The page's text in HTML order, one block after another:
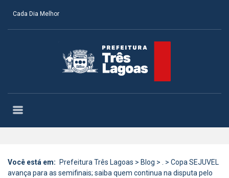
Cada Dia Melhor
Você está em: Prefeitura Três Lagoas > Blog > . > Copa SEJUVEL
avança para as semifinais; saiba quem continua na disputa pelo